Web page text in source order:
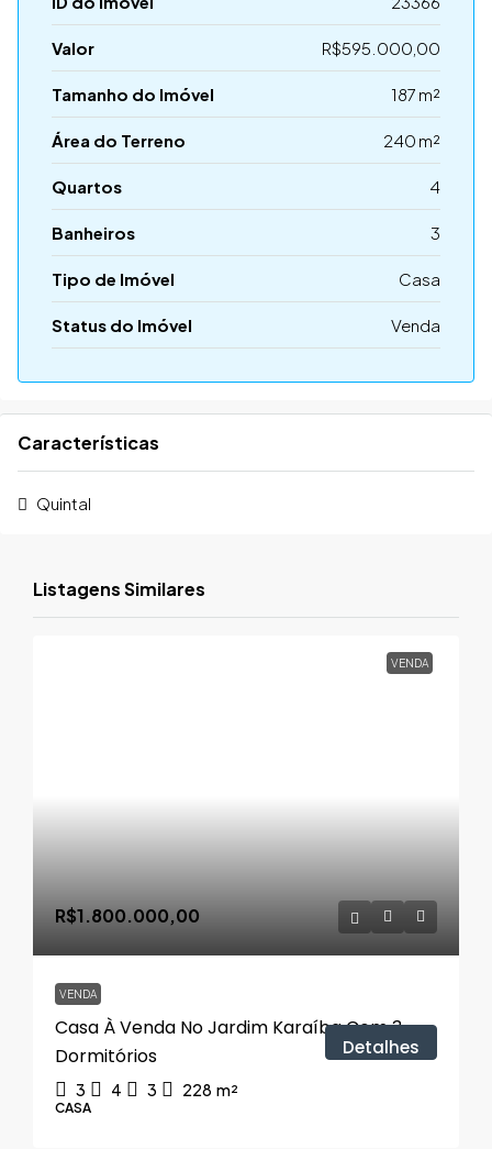
Valor R$595.000,00
Tamanho do Imóvel 187 m²
Área do Terreno 240 m²
Quartos 4
Banheiros 3
Tipo de Imóvel Casa
Status do Imóvel Venda
Características
Quintal
Listagens Similares
VENDA
R$1.800.000,00
VENDA
Casa À Venda No Jardim Karaíba Com 3
Dormitórios
3 4 3 228 m²
CASA
Detalhes